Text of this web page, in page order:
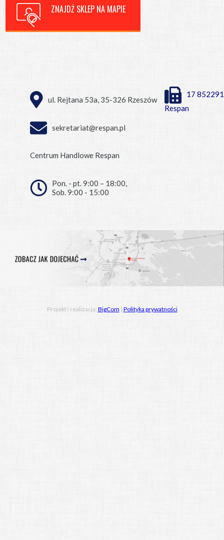
ZNAJDŹ SKLEP NA MAPIE
ul. Rejtana 53a, 35-326 Rzeszów
17
Respan
sekretariat@respan.pl
Centrum Handlowe Respan
Pon. - pt. 9:00 – 18:00,
Sob. 9:00 - 15:00
Projekt i realizacja: BigCom | Polityka prywatności